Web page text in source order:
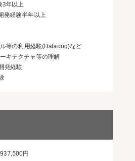
3年以上
発経験半年以上
等の利用経験(Datadog)など
キテクチャ等の理解
発経験
円